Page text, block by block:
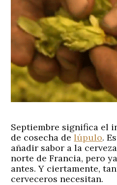
Septiembre significa el
de cosecha delúpulo.
añadir sabor a la
norte de Francia, pero
antes. Y ciertamente,
cerveceros necesitan.